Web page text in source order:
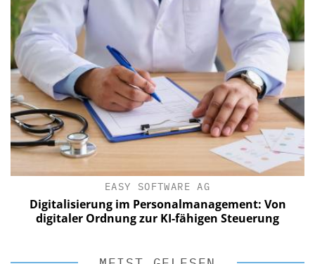
EASY SOFTWARE AG
Digitalisierung im Personalmanagement: Von
digitaler Ordnung zur KI-fähigen Steuerung